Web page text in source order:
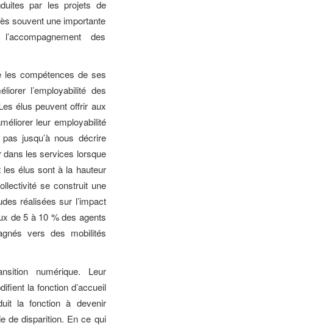
par les projets de
souvent une importante
des
les compétences de ses
l’employabilité des
élus peuvent offrir aux
leur employabilité
jusqu’à nous décrire
dans les services lorsque
élus sont à la hauteur
se construit une
réalisées sur l’impact
de 5 à 10 % des agents
vers des mobilités
numérique. Leur
la fonction d’accueil
la fonction à devenir
de disparition. En ce qui